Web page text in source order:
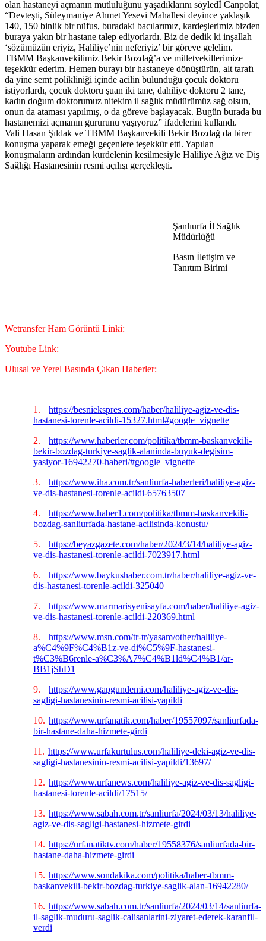
olan hastaneyi açmanın mutluluğunu yaşadıklarını söyledİ Canpolat,
“Devteşti, Süleymaniye Ahmet Yesevi Mahallesi deyince yaklaşık
140, 150 binlik bir nüfus, buradaki bacılarımız, kardeşlerimiz bizden
buraya yakın bir hastane talep ediyorlardı. Biz de dedik ki inşallah
‘sözümüzün eriyiz, Haliliye’nin neferiyiz’ bir göreve gelelim.
TBMM Başkanvekilimiz Bekir Bozdağ’a ve milletvekillerimize
teşekkür ederim. Hemen burayı bir hastaneye dönüştürün, alt tarafı
da yine semt polikliniği içinde acilin bulunduğu çocuk doktoru
istiyorlardı, çocuk doktoru şuan iki tane, dahiliye doktoru 2 tane,
kadın doğum doktorumuz nitekim il sağlık müdürümüz sağ olsun,
onun da ataması yapılmış, o da göreve başlayacak. Bugün burada bu
hastanemizi açmanın gururunu yaşıyoruz” ifadelerini kullandı.
Vali Hasan Şıldak ve TBMM Başkanvekili Bekir Bozdağ da birer
konuşma yaparak emeği geçenlere teşekkür etti. Yapılan
konuşmaların ardından kurdelenin kesilmesiyle Haliliye Ağız ve Diş
Sağlığı Hastanesinin resmi açılışı gerçekleşti.
Şanlıurfa İl Sağlık
Müdürlüğü
Basın İletişim ve
Tanıtım Birimi
Wetransfer Ham Görüntü Linki:
Youtube Link:
Ulusal ve Yerel Basında Çıkan Haberler:
1.
https://besniekspres.com/haber/haliliye-agiz-ve-dis-
hastanesi-torenle-acildi-15327.html#google_vignette
2.
https://www.haberler.com/politika/tbmm-baskanvekili-
bekir-bozdag-turkiye-saglik-alaninda-buyuk-degisim-
yasiyor-16942270-haberi/#google_vignette
3.
https://www.iha.com.tr/sanliurfa-haberleri/haliliye-agiz-
ve-dis-hastanesi-torenle-acildi-65763507
4.
https://www.haber1.com/politika/tbmm-baskanvekili-
bozdag-sanliurfada-hastane-acilisinda-konustu/
5.
https://beyazgazete.com/haber/2024/3/14/haliliye-agiz-
ve-dis-hastanesi-torenle-acildi-7023917.html
6.
https://www.baykushaber.com.tr/haber/haliliye-agiz-ve-
dis-hastanesi-torenle-acildi-325040
7.
https://www.marmarisyenisayfa.com/haber/haliliye-agiz-
ve-dis-hastanesi-torenle-acildi-220369.html
8.
https://www.msn.com/tr-tr/yasam/other/haliliye-
a%C4%9F%C4%B1z-ve-di%C5%9F-hastanesi-
t%C3%B6renle-a%C3%A7%C4%B1ld%C4%B1/ar-
BB1jShD1
9.
https://www.gapgundemi.com/haliliye-agiz-ve-dis-
sagligi-hastanesinin-resmi-acilisi-yapildi
10. https://www.urfanatik.com/haber/19557097/sanliurfada-
bir-hastane-daha-hizmete-girdi
11. https://www.urfakurtulus.com/haliliye-deki-agiz-ve-dis-
sagligi-hastanesinin-resmi-acilisi-yapildi/13697/
12. https://www.urfanews.com/haliliye-agiz-ve-dis-sagligi-
hastanesi-torenle-acildi/17515/
13. https://www.sabah.com.tr/sanliurfa/2024/03/13/haliliye-
agiz-ve-dis-sagligi-hastanesi-hizmete-girdi
14. https://urfanatiktv.com/haber/19558376/sanliurfada-bir-
hastane-daha-hizmete-girdi
15. https://www.sondakika.com/politika/haber-tbmm-
baskanvekili-bekir-bozdag-turkiye-saglik-alan-16942280/
16. https://www.sabah.com.tr/sanliurfa/2024/03/14/sanliurfa-
il-saglik-muduru-saglik-calisanlarini-ziyaret-ederek-karanfil-
verdi